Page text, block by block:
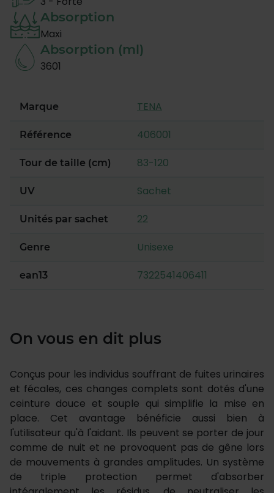
Absorption
Maxi
Absorption (ml)
3601
Marque TENA
Référence 406001
Tour de taille (cm) 83-120
UV Sachet
Unités par sachet 22
Genre Unisexe
ean13 7322541406411
On vous en dit plus
Conçus pour les individus souffrant de fuites urinaires
et fécales, ces changes complets sont dotés d'une
ceinture douce et souple qui simplifie la mise en
place. Cet avantage bénéficie aussi bien à
l'utilisateur qu'à l'aidant. Ils peuvent se porter de jour
comme de nuit et ne provoquent pas de gêne lors
de mouvements à grandes amplitudes. Un système
de triple protection permet d'absorber